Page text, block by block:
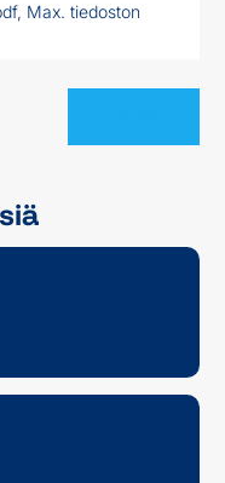
Max. tiedoston